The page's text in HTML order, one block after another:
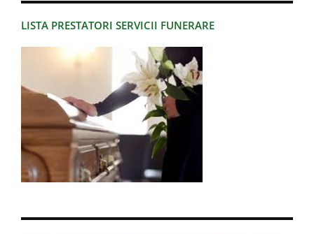
LISTA PRESTATORI SERVICII FUNERARE